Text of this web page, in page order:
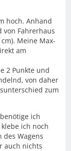
hoch. Anhand
von Fahrerhaus
Meine Max-
am
2 Punkte und
von daher
zum
ich
ich noch
Wagens
auch nichts